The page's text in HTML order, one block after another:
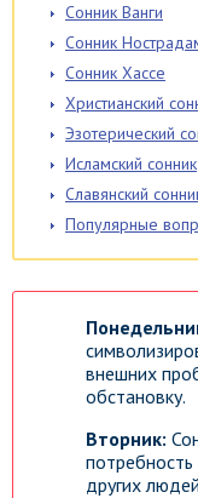
Сонник Ванги
Сонник
Сонник Хассе
Христианский
Эзотерический
Исламский сонник
Славянский
Популярные
внешних
обстановку.
Вторник:
других